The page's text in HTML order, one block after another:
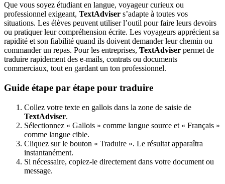
Que vous soyez étudiant en langue, voyageur curieux ou
professionnel exigeant, TextAdviser s’adapte à toutes vos
situations. Les élèves peuvent utiliser l’outil pour faire leurs devoirs
ou pratiquer leur compréhension écrite. Les voyageurs apprécient sa
rapidité et son fiabilité quand ils doivent demander leur chemin ou
commander un repas. Pour les entreprises, TextAdviser permet de
traduire rapidement des e-mails, contrats ou documents
commerciaux, tout en gardant un ton professionnel.
Guide étape par étape pour traduire
Collez votre texte en gallois dans la zone de saisie de
TextAdviser.
Sélectionnez « Gallois » comme langue source et « Français »
comme langue cible.
Cliquez sur le bouton « Traduire ». Le résultat apparaîtra
instantanément.
Si nécessaire, copiez-le directement dans votre document ou
message.